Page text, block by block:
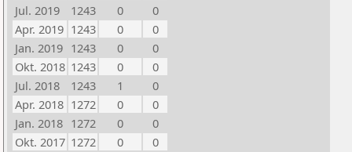
Jul. 2019
1243 0
0
Apr. 2019 1243 0
0
Jan. 2019 1243 0
0
Okt. 2018 1243 0
0
Jul. 2018
1243 1
0
Apr. 2018 1272 0
0
Jan. 2018 1272 0
0
Okt. 2017 1272 0
0